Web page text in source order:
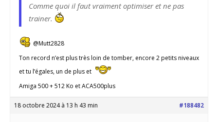
Comme quoi il faut vraiment optimiser et ne pas
trainer.
@Mutt2828
Ton record n’est plus très loin de tomber, encore 2 petits niveaux
et tu l’égales, un de plus et
Amiga 500 + 512 Ko et ACA500plus
18 octobre 2024 à 13 h 43 min #188482